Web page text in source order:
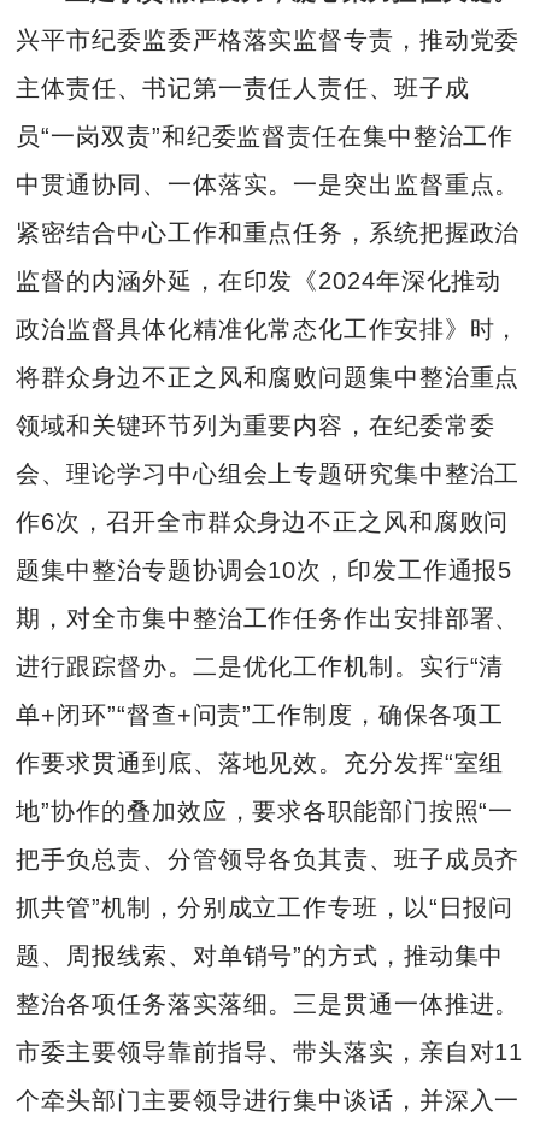
兴平市纪委监委严格落实监督专责，推动党委
主体责任、书记第一责任人责任、班子成
员“一岗双责”和纪委监督责任在集中整治工作
中贯通协同、一体落实。一是突出监督重点。
紧密结合中心工作和重点任务，系统把握政治
监督的内涵外延，在印发《2024年深化推动
政治监督具体化精准化常态化工作安排》时，
将群众身边不正之风和腐败问题集中整治重点
领域和关键环节列为重要内容，在纪委常委
会、理论学习中心组会上专题研究集中整治工
作6次，召开全市群众身边不正之风和腐败问
题集中整治专题协调会10次，印发工作通报5
期，对全市集中整治工作任务作出安排部署、
进行跟踪督办。二是优化工作机制。实行“清
单+闭环”“督查+问责”工作制度，确保各项工
作要求贯通到底、落地见效。充分发挥“室组
地”协作的叠加效应，要求各职能部门按照“一
把手负总责、分管领导各负其责、班子成员齐
抓共管”机制，分别成立工作专班，以“日报问
题、周报线索、对单销号”的方式，推动集中
整治各项任务落实落细。三是贯通一体推进。
市委主要领导靠前指导、带头落实，亲自对11
个牵头部门主要领导进行集中谈话，并深入一